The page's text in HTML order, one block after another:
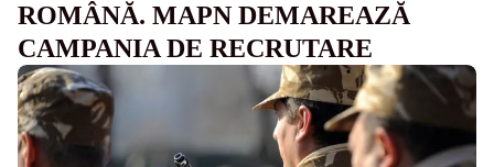
ROMÂNĂ. MAPN DEMAREAZĂ
CAMPANIA DE RECRUTARE